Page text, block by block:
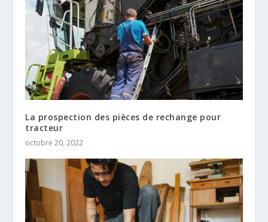
La prospection des pièces de rechange pour
tracteur
octobre 20, 2022